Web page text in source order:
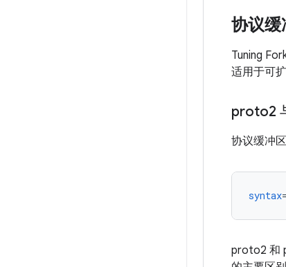
协议缓
Tuning
适用于可
proto2
协议缓冲
syntax=
proto2 和